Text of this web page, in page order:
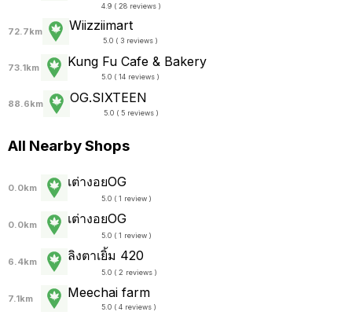
4.9 ( 28 reviews )
72.7km Wiizziimart
5.0 ( 3 reviews )
73.1km Kung Fu Cafe & Bakery
5.0 ( 14 reviews )
88.6km OG.SIXTEEN
5.0 ( 5 reviews )
All Nearby Shops
0.0km เต่างอยOG
5.0 ( 1 review )
0.0km เต่างอยOG
5.0 ( 1 review )
6.4km ลิงตาเยิ้ม 420
5.0 ( 2 reviews )
7.1km Meechai farm
5.0 ( 4 reviews )